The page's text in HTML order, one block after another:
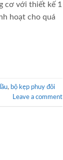
cơ với thiết kế 1
hoạt cho quá
, bộ kẹp phuy đôi
Leave a comment